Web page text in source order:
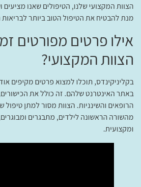
הצוות המקצועי שלנו, הטיפולים שאנו
מנת להבטיח את הטיפול הטוב ביותר לבריאות
אילו פרטים מפורטים
הצוות המקצועי?
בקליניקינדס, תוכלו למצוא פרטים מקיפים
באתר האינטרנט שלהם. זה כולל את הכישורים,
הרופאים והשינניות. הצוות מסור למתן טיפול
מהשורה הראשונה לילדים, מתבגרים
ומקצועית.